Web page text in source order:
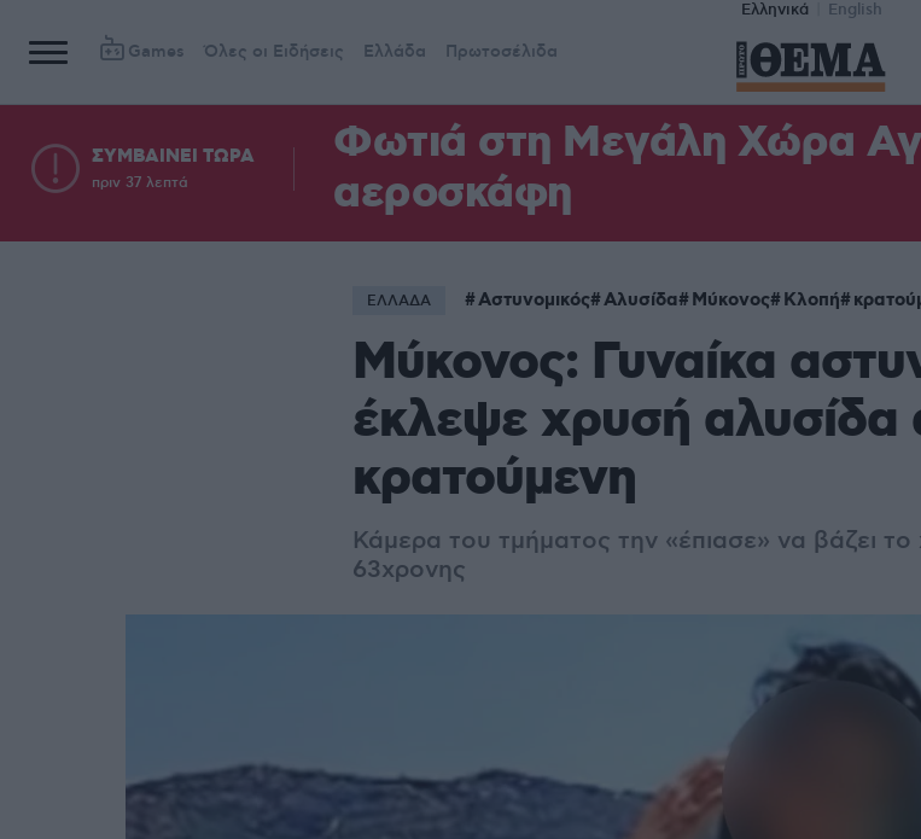
Ελληνικά English
Games Όλες οι Ειδήσεις Ελλάδα Πρωτοσέλιδα
ΣΥΜΒΑΙΝΕΙ ΤΩΡΑ
πριν 37 λεπτά
Φωτιά στη Μεγάλη Χώρα
αεροσκάφη
ΕΛΛΑΔΑ Αστυνομικός Αλυσίδα Μύκονος Κλοπή
Μύκονος: Γυναίκα
έκλεψε χρυσή αλυσίδα
κρατούμενη
Κάμερα του τμήματος την «έπιασε» να βάζει το
63χρονης